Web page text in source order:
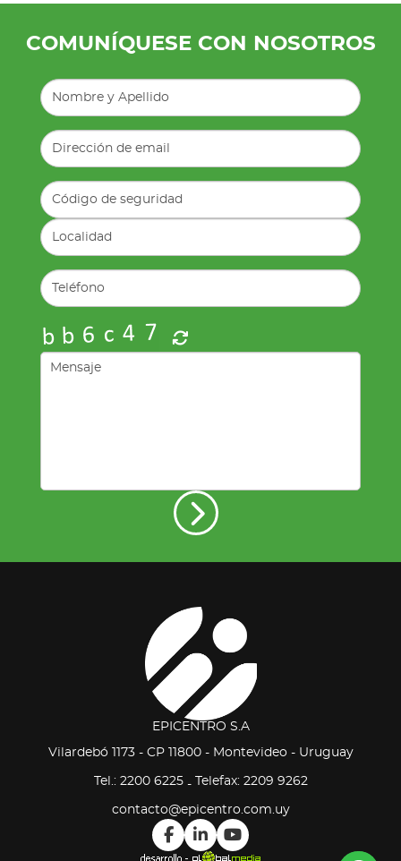
COMUNÍQUESE CON NOSOTROS
EPICENTRO S.A
Vilardebó 1173 - CP 11800 - Montevideo - Uruguay
Tel.: 2200 6225- Telefax: 2209 9262
contacto@epicentro.com.uy